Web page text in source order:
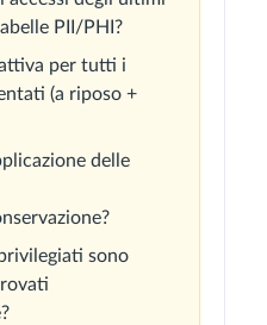
PII/PHI?
per tutti i
(a riposo +
delle
sono